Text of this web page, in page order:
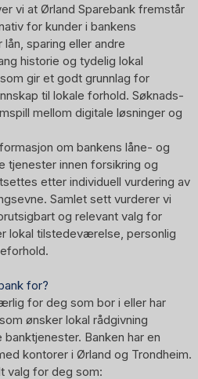
vi at Ørland Sparebank fremstår
for kunder i bankens
sparing eller andre
historie og tydelig lokal
gir et godt grunnlag for
til lokale forhold. Søknads-
mellom digitale løsninger og
om bankens låne- og
tjenester innen forsikring og
etter individuell vurdering av
Samlet sett vurderer vi
og relevant valg for
lokal tilstedeværelse, personlig
for?
for deg som bor i eller har
ønsker lokal rådgivning
Banken har en
kontorer i Ørland og Trondheim.
valg for deg som: